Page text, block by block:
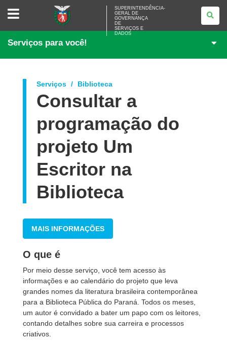
SUPERINTENDÊNCIA-
<BR>GOVERNANÇA
SERVIÇOS
DADOS
SUPERINTENDÊNCIA-
GERAL DE
GOVERNANÇA
DE
SERVIÇOS E
DADOS
Serviços para você!
Serviços Biblioteca
Consultar a
programação do
projeto Um
Escritor na
Biblioteca
MAIS INFORMAÇÕES
O que é
Por meio desse serviço, você tem acesso às
informações e ao calendário do projeto que leva
grandes nomes da literatura brasileira contemporânea
para a Biblioteca Pública do Paraná. Todos os meses,
um autor é convidado a bater um papo com os leitores,
contando detalhes sobre sua carreira e processos
criativos.